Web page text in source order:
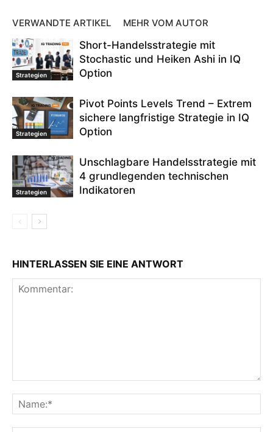
VERWANDTE ARTIKEL MEHR VOM AUTOR
Strategien
Short-Handelsstrategie mit
Stochastic und Heiken Ashi in IQ
Option
Strategien
Pivot Points Levels Trend – Extrem
sichere langfristige Strategie in IQ
Option
Strategien
Unschlagbare Handelsstrategie mit
4 grundlegenden technischen
Indikatoren
HINTERLASSEN SIE EINE ANTWORT